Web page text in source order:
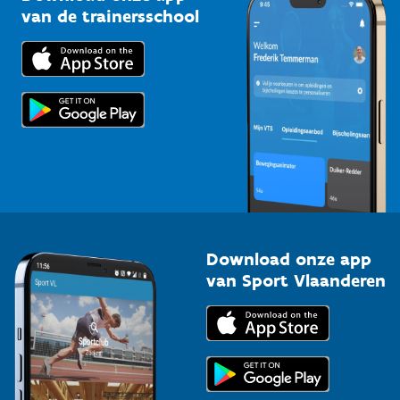
Bedrijven
Trainers en begeleiders
Topsporters
Downloads
Voor de pers
van de trainersschool
Download onze app
van Sport Vlaanderen